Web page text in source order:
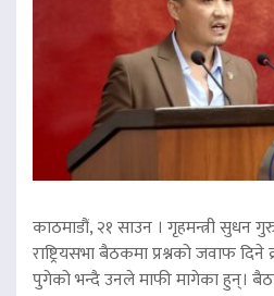
काठमाडौं, २१ साउन । गृहमन्त्री सुधन
राष्ट्रियसभा बैठकमा प्रश्नको जवाफ
पुगेको भन्दै उनले माफी मागेका हुन्।